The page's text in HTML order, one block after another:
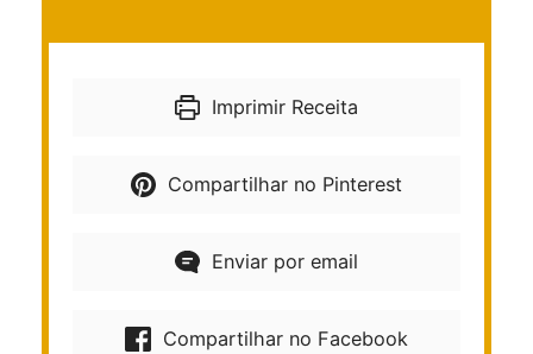
Imprimir Receita
Compartilhar no Pinterest
Enviar por email
Compartilhar no Facebook